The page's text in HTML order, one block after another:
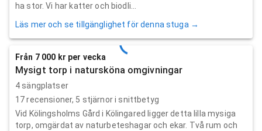
ha stor. Vi har katter och biodli...
Läs mer och se tillgänglighet för denna stuga →
Från 7 000 kr per vecka
Mysigt torp i natursköna omgivningar
4 sängplatser
17recensioner, 5 stjärnor i snittbetyg
Vid Kölingsholms Gård i Kölingared ligger detta lilla mysiga
torp, omgärdat av naturbeteshagar och ekar. Två rum och